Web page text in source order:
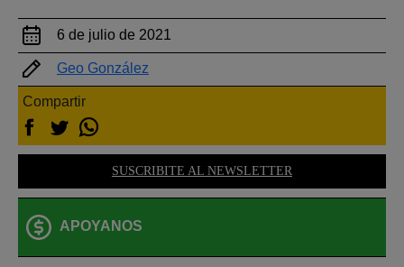
6 de julio de 2021
Geo González
Compartir
SUSCRIBITE AL NEWSLETTER
APOYANOS